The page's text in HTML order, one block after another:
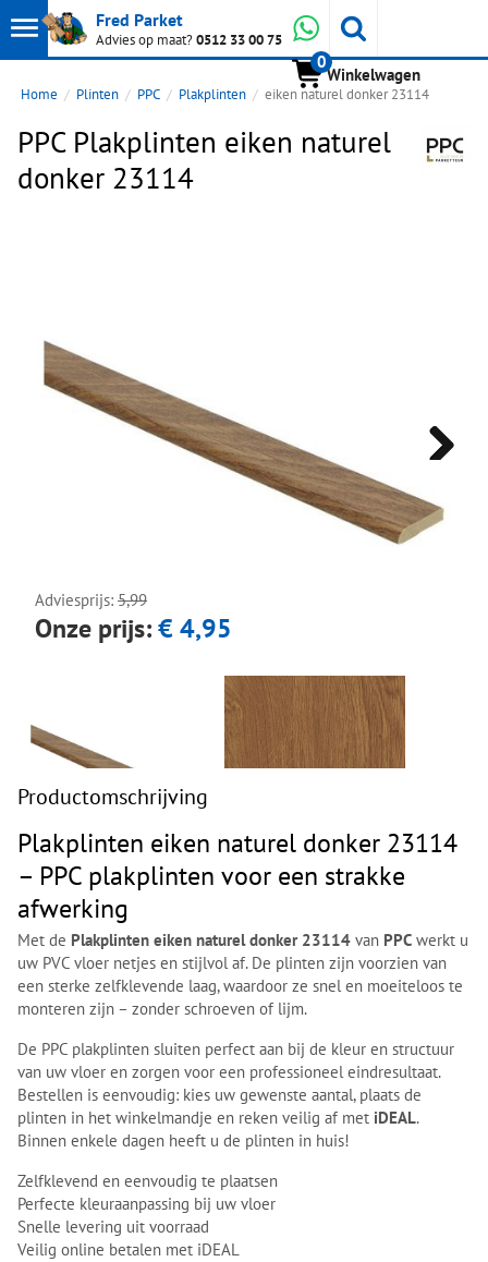
Toon
hoofdmenu
Fred Parket
Advies op maat?0512 33 00 75 Whatsapp
0
Winkelwagen
Home Plinten PPC Plakplinten eiken naturel donker 23114
PPC Plakplinten eiken naturel
donker 23114
Adviesprijs: 5,99
Onze prijs:€ 4,95
Productomschrijving
Plakplinten eiken naturel donker 23114
– PPC plakplinten voor een strakke
afwerking
Met de Plakplinten eiken naturel donker 23114 van PPC werkt u
uw PVC vloer netjes en stijlvol af. De plinten zijn voorzien van
een sterke zelfklevende laag, waardoor ze snel en moeiteloos te
monteren zijn – zonder schroeven of lijm.
De PPC plakplinten sluiten perfect aan bij de kleur en structuur
van uw vloer en zorgen voor een professioneel eindresultaat.
Bestellen is eenvoudig: kies uw gewenste aantal, plaats de
plinten in het winkelmandje en reken veilig af met iDEAL.
Binnen enkele dagen heeft u de plinten in huis!
Zelfklevend en eenvoudig te plaatsen
Perfecte kleuraanpassing bij uw vloer
Snelle levering uit voorraad
Veilig online betalen met iDEAL